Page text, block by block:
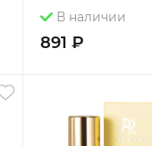
В наличии
891 ₽